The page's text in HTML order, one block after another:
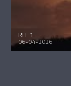
RLL 1
06-04-2026